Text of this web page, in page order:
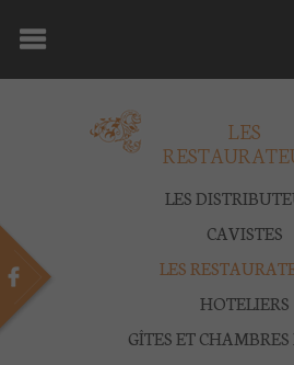
DOMAINE
OENOTOURISME
BOUTIQUE
PRESSE
LES
LES
CAVISTES
LES
HOTELIERS
GÎTES ET